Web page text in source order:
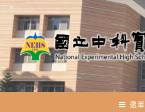
跳
轉
至
主
要
內
選單